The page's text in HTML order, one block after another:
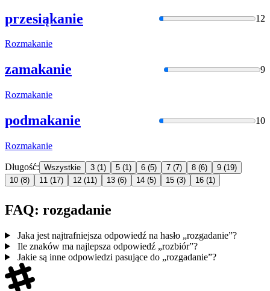
przesiąkanie 12
Rozmakanie
zamakanie 9
Rozmakanie
podmakanie 10
Rozmakanie
Długość: Wszystkie 3 (1) 5 (1) 6 (5) 7 (7) 8 (6) 9 (19)
10 (8) 11 (17) 12 (11) 13 (6) 14 (5) 15 (3) 16 (1)
FAQ: rozgadanie
Jaka jest najtrafniejsza odpowiedź na hasło „rozgadanie”?
Ile znaków ma najlepsza odpowiedź „rozbiór”?
Jakie są inne odpowiedzi pasujące do „rozgadanie”?